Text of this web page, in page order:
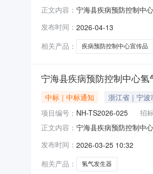
正文内容： 宁海县疾病预防控制中
中心宣传品等采购供应
需求3家四、投标人资格
发布时间： 2026-04-13
相关产品：
疾病预防控制中心宣传品
宁海县疾病预防控制中心
中标｜中标通知 浙江省｜宁波
项目编号： NH-TS2026-025 招
正文内容： 宁海县疾病预防控制中
数量中标价中标单位一
自己的合法权
发布时间： 2026-03-25 10:32
相关产品：
氢气发生器